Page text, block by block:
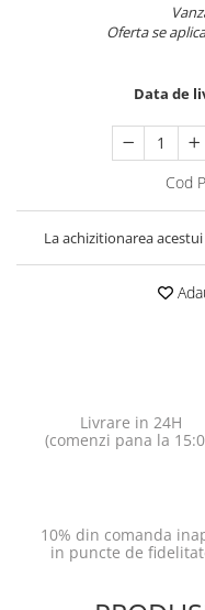
Jocuri de masa
Jocuri de societate in
Vezi toate jocurile de
Oferta se
Data de
Cod
La achizitionarea
Livrare in 24H
(comenzi pana la
10% din comanda
in puncte de